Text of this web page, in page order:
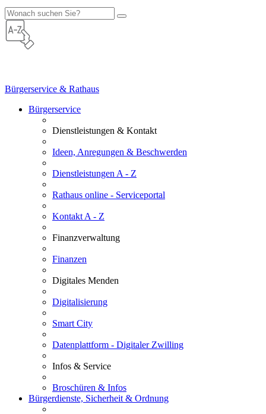
Bürgerservice & Rathaus
Bürgerservice
Dienstleistungen & Kontakt
Ideen, Anregungen & Beschwerden
Dienstleistungen A - Z
Rathaus online - Serviceportal
Kontakt A - Z
Finanzverwaltung
Finanzen
Digitales Menden
Digitalisierung
Smart City
Datenplattform - Digitaler Zwilling
Infos & Service
Broschüren & Infos
Bürgerdienste, Sicherheit & Ordnung